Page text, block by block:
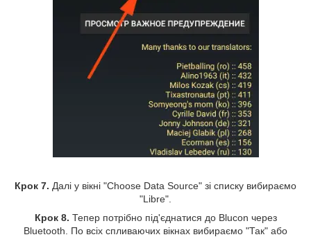
Крок 7. Далі у вікні "Choose Data Source" зі списку вибираємо
"Libre".
Крок 8. Тепер потрібно під'єднатися до Blucon через
Bluetooth. По всіх спливаючих вікнах вибираємо "Так" або